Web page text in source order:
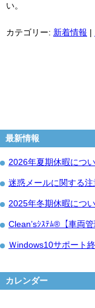
い。
カテゴリー: 新着情報 |
最新情報
2026年夏期休暇につ
迷惑メールに関する注
2025年冬期休暇につ
Clean’sｼｽﾃﾑ®【車両
Ｗindows10サポート
カレンダー